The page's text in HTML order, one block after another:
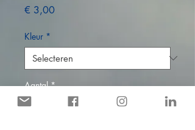
€ 3,00Prijs
Kleur *
Aantal *